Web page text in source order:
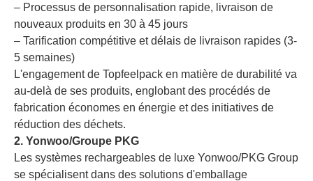
– Processus de personnalisation rapide, livraison de
nouveaux produits en 30 à 45 jours
– Tarification compétitive et délais de livraison rapides (3-
5 semaines)
L'engagement de Topfeelpack en matière de durabilité va
au-delà de ses produits, englobant des procédés de
fabrication économes en énergie et des initiatives de
réduction des déchets.
2. Yonwoo/Groupe PKG
Les systèmes rechargeables de luxe Yonwoo/PKG Group
se spécialisent dans des solutions d'emballage